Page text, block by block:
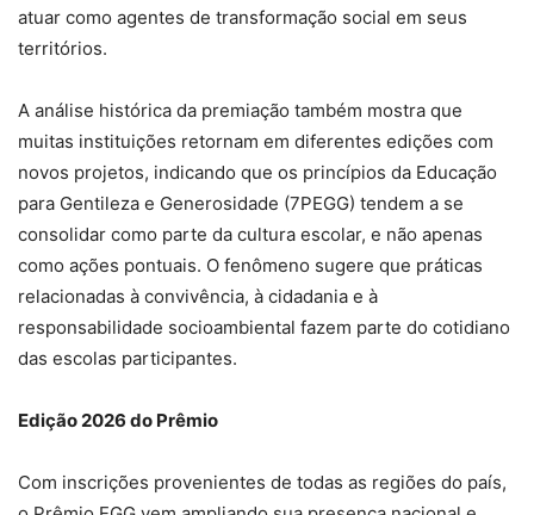
atuar como agentes de transformação social em seus
territórios.
A análise histórica da premiação também mostra que
muitas instituições retornam em diferentes edições com
novos projetos, indicando que os princípios da Educação
para Gentileza e Generosidade (7PEGG) tendem a se
consolidar como parte da cultura escolar, e não apenas
como ações pontuais. O fenômeno sugere que práticas
relacionadas à convivência, à cidadania e à
responsabilidade socioambiental fazem parte do cotidiano
das escolas participantes.
Edição 2026 do Prêmio
Com inscrições provenientes de todas as regiões do país,